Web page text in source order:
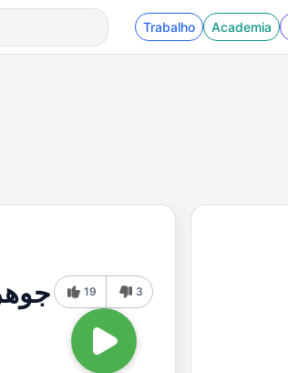
Trabalho Academia
19 3